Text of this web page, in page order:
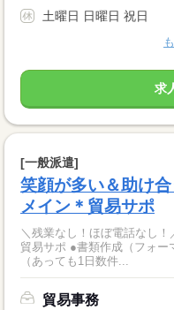
土曜日 日曜日 祝日
求
[一般派遣]
笑顔が多い＆助け
メイン＊貿易サポ
＼残業なし！ほぼ電話なし
貿易サポ ●書類作成（フォ
（あっても1日数件...
貿易事務